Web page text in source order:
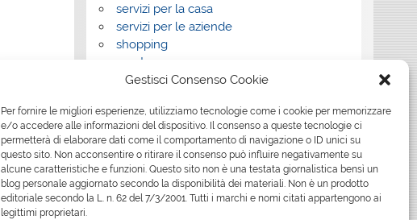
Gestisci Consenso Cookie
Per fornire le migliori esperienze, utilizziamo tecnologie come i cookie per memorizzare
e/o accedere alle informazioni del dispositivo. Il consenso a queste tecnologie ci
permetterà di elaborare dati come il comportamento di navigazione o ID unici su
questo sito. Non acconsentire o ritirare il consenso può influire negativamente su
alcune caratteristiche e funzioni. Questo sito non è una testata giornalistica bensì un
blog personale aggiornato secondo la disponibilità dei materiali. Non è un prodotto
editoriale secondo la L. n. 62 del 7/3/2001. Tutti i marchi e nomi citati appartengono ai
legittimi proprietari.
servizi per la casa
servizi per le aziende
shopping
sport
Tech
travel
Uncategorized
viaggi
web
web marketing
wedding